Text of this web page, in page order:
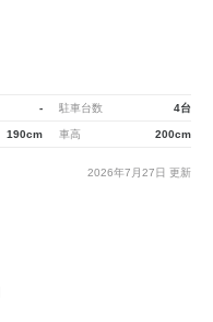
- 駐車台数 4台
190cm 車高 200cm
2026年7月27日 更新